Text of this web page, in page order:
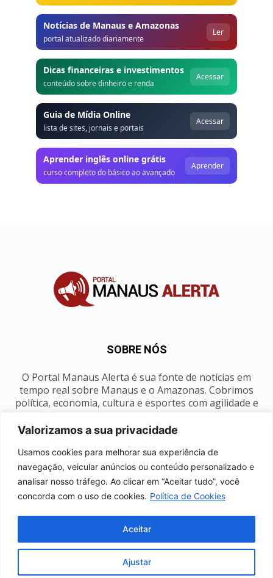
Valorizamos a sua privacidade
Usamos cookies para melhorar sua experiência de
navegação, veicular anúncios ou conteúdo personalizado e
analisar nosso tráfego. Ao clicar em “Aceitar tudo”, você
concorda com o uso de cookies. Política de Cookies
Ajustar
Aceitar
Notícias de Manaus e Amazonas
portal atualizado diariamente
Ler
Dicas financeiras e investimentos
conteúdo sobre dinheiro e renda
Acessar
Guia de Mídia Online
lista de sites, jornais e portais
Acessar
Aprender inglês online grátis
curso completo do básico ao avançado
Aprender
SOBRE NÓS
O Portal Manaus Alerta é sua fonte de notícias em
tempo real sobre Manaus e o Amazonas. Cobrimos
política, economia, cultura e esportes com agilidade e
SIGA-NOS
Fale conosco